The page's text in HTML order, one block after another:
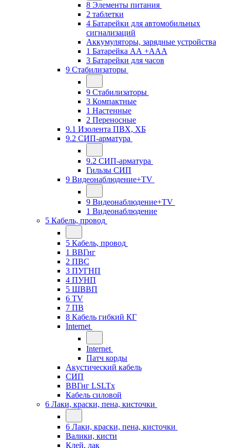
8 Элементы питания
2 таблетки
4 Батарейки для автомобильных
сигнализаций
Аккумуляторы, зарядные устройства
1 Батарейка АА +ААА
3 Батарейки для часов
9 Стабилизаторы
9 Стабилизаторы
3 Компактные
1 Настенные
2 Переносные
9.1 Изолента ПВХ, ХБ
9.2 СИП-арматура
9.2 СИП-арматура
Гильзы СИП
9 Видеонаблюдение+TV
9 Видеонаблюдение+TV
1 Видеонаблюдение
5 Кабель, провод
5 Кабель, провод
1 ВВГнг
2 ПВС
3 ПУГНП
4 ПУНП
5 ШВВП
6 TV
7 ПВ
8 Кабель гибкий КГ
Internet
Internet
Патч корды
Акустический кабель
СИП
ВВГнг LSLTx
Кабель силовой
6 Лаки, краски, пена, кисточки
6 Лаки, краски, пена, кисточки
Валики, кисти
Клей, лак